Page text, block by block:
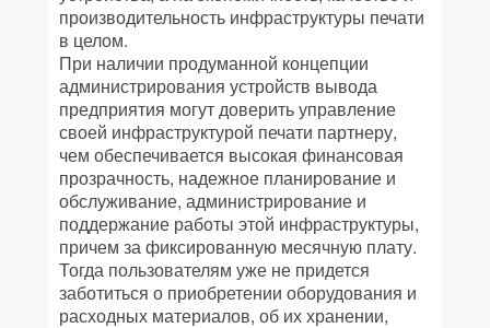
производительность инфраструктуры печати
в целом.
При наличии продуманной концепции
администрирования устройств вывода
предприятия могут доверить управление
своей инфраструктурой печати партнеру,
чем обеспечивается высокая финансовая
прозрачность, надежное планирование и
обслуживание, администрирование и
поддержание работы этой инфраструктуры,
причем за фиксированную месячную плату.
Тогда пользователям уже не придется
заботиться о приобретении оборудования и
расходных материалов, об их хранении,